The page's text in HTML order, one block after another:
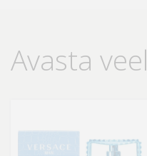
Avasta veel